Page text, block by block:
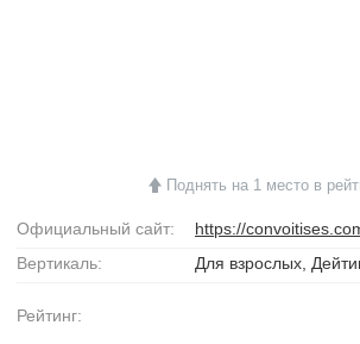
Поднять на 1 место в
Официальный сайт:
https://
Вертикаль:
Для взрослых,
Рейтинг: